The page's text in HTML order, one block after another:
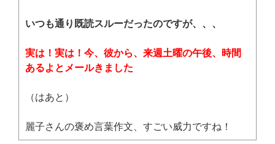
いつも通り既読スルーだったのですが、、、
実は！実は！今、彼から、来週土曜の午後、時間
あるよとメールきました
（はあと）
麗子さんの褒め言葉作文、すごい威力ですね！